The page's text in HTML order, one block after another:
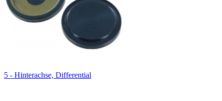
5 - Hinterachse, Differential